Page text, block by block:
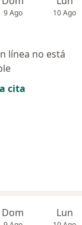
9 Ago 10 Ago
línea no está
cita
Dom Lun